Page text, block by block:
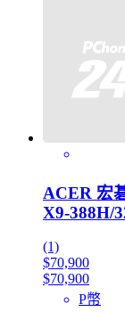
ACER 宏
X9-388H/
(1)
$70,900
$70,900
P幣